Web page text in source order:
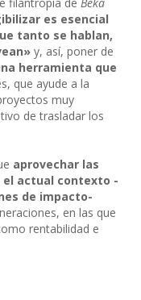
es esencial
tanto se hablan,
y, así, poner de
herramienta que
que ayude a la
muy
de trasladar los
aprovechar las
el actual contexto -
de impacto-
en las que
rentabilidad e